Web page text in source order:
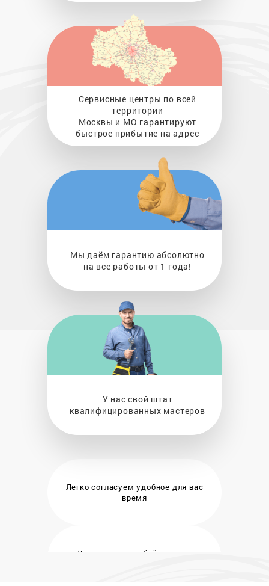
Сервисные центры по всей
территории
Москвы и МО гарантируют
быстрое прибытие на адрес
Мы даём гарантию абсолютно
на все работы от 1 года!
У нас свой штат
квалифицированных мастеров
Легко согласуем удобное для вас
время
Диагностика любой техники